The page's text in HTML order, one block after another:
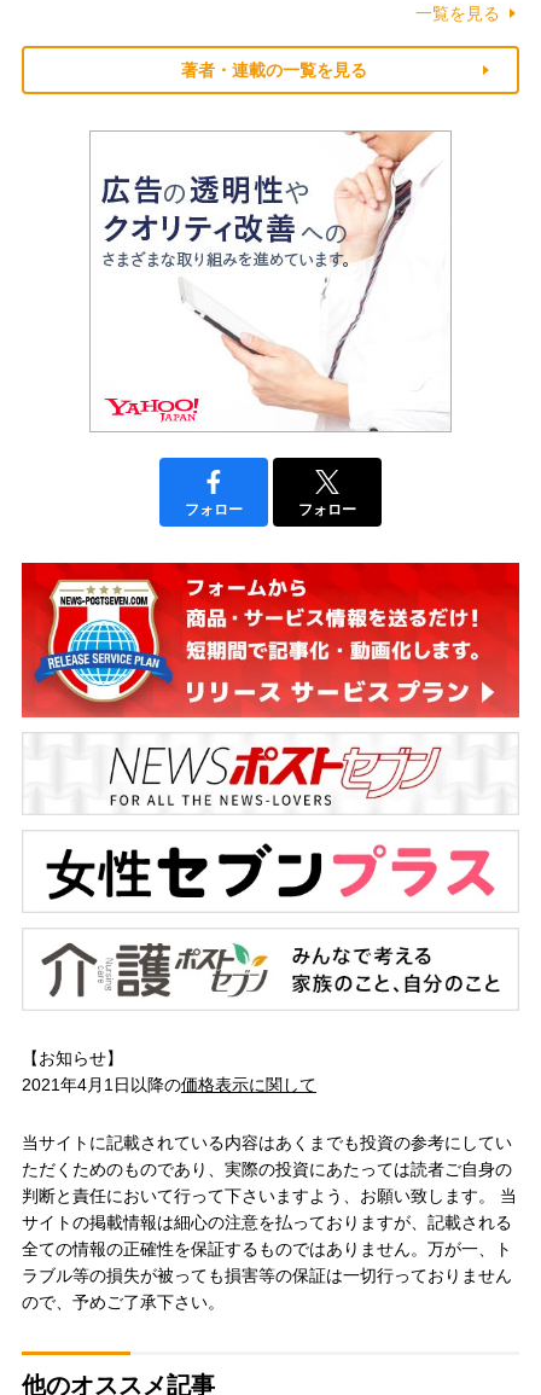
一覧を見る
著者・連載の一覧を見る
フォロー フォロー
【お知らせ】
2021年4月1日以降の価格表示に関して
当サイトに記載されている内容はあくまでも投資の参考にしてい
ただくためのものであり、実際の投資にあたっては読者ご自身の
判断と責任において行って下さいますよう、お願い致します。 当
サイトの掲載情報は細心の注意を払っておりますが、記載される
全ての情報の正確性を保証するものではありません。万が一、ト
ラブル等の損失が被っても損害等の保証は一切行っておりません
ので、予めご了承下さい。
他のオススメ記事